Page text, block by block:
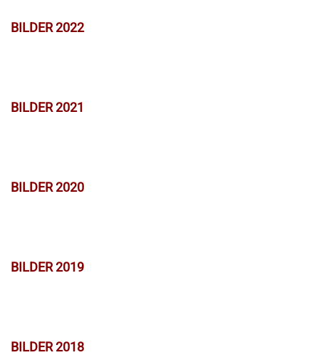
BILDER 2022
BILDER 2021
BILDER 2020
BILDER 2019
BILDER 2018